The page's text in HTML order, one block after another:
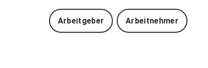
Arbeitgeber Arbeitnehmer